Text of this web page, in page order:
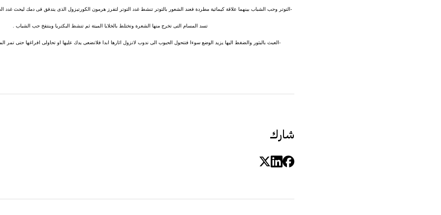
-التوتر وحب الشباب بينهما علاقة كيمائية مطردة فعند الشعور بالتوتر تنشط غدد التوتر لتفرز هرمون الكورتيزول الذى يتدفق فى دمك ليحث
تسد المسام التى تخرج منها الشعرة وتختلط بالخلايا الميتة ثم تنشط البكتريا وينتفخ حب الشباب .
-العبث بالبثور والضغط اليها يزيد الوضع سوءا فتتحول الحبوب الى ندوب لاتزول اثارها ابدا فلاتضعى يدك عليها او تحاولى افراغها حتى تمر
شارك